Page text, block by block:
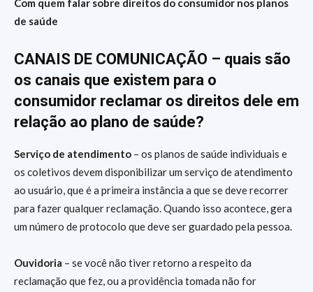
Com quem falar sobre direitos do consumidor nos planos
de saúde
CANAIS DE COMUNICAÇÃO – quais são
os canais que existem para o
consumidor reclamar os direitos dele em
relação ao plano de saúde?
Serviço de atendimento – os planos de saúde individuais e
os coletivos devem disponibilizar um serviço de atendimento
ao usuário, que é a primeira instância a que se deve recorrer
para fazer qualquer reclamação. Quando isso acontece, gera
um número de protocolo que deve ser guardado pela pessoa.
Ouvidoria – se você não tiver retorno a respeito da
reclamação que fez, ou a providência tomada não for